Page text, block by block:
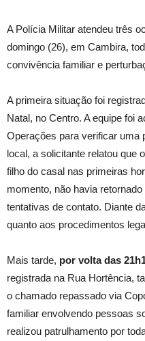
A Polícia Militar atendeu três
domingo (26), em Cambira,
convivência familiar e
A primeira situação foi
Natal, no Centro. A equipe foi
Operações para verificar uma
local, a solicitante relatou que
filho do casal nas primeiras
momento, não havia
tentativas de contato. Diante
quanto aos procedimentos
Mais tarde, por volta das
registrada na Rua Hortência,
o chamado repassado via
familiar envolvendo pessoas
realizou patrulhamento por